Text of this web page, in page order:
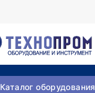
Каталог оборудования